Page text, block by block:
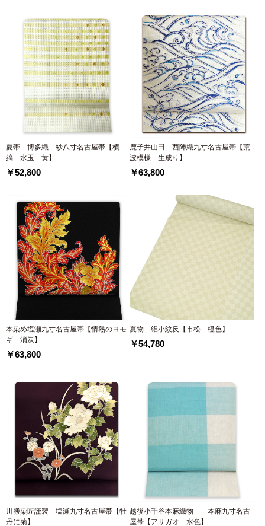
夏帯 博多織 紗八寸名古屋帯【横
縞 水玉 黄】
￥52,800
鹿子井山田 西陣織九寸名古屋帯【荒
波模様 生成り】
￥63,800
本染め塩瀬九寸名古屋帯【情熱のヨモ
ギ 消炭】
￥63,800
夏物 絽小紋反【市松 橙色】
￥54,780
川勝染匠謹製 塩瀬九寸名古屋帯【牡
丹に菊】
越後小千谷本麻織物 本麻九寸名古
屋帯【アサガオ 水色】